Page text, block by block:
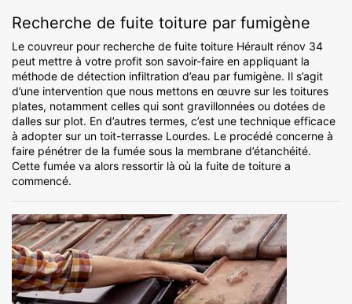
Recherche de fuite toiture par fumigène
Le couvreur pour recherche de fuite toiture Hérault rénov 34
peut mettre à votre profit son savoir-faire en appliquant la
méthode de détection infiltration d’eau par fumigène. Il s’agit
d’une intervention que nous mettons en œuvre sur les toitures
plates, notamment celles qui sont gravillonnées ou dotées de
dalles sur plot. En d’autres termes, c’est une technique efficace
à adopter sur un toit-terrasse Lourdes. Le procédé concerne à
faire pénétrer de la fumée sous la membrane d’étanchéité.
Cette fumée va alors ressortir là où la fuite de toiture a
commencé.